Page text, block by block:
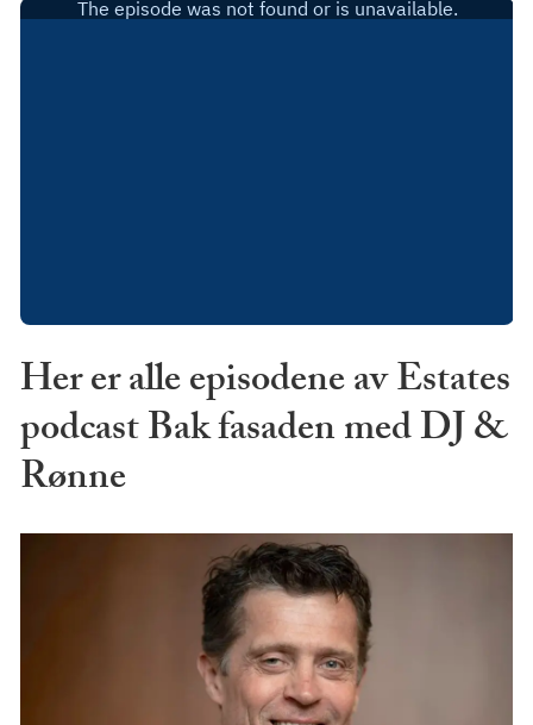
Her er alle episodene av Estates
podcast Bak fasaden med DJ &
Rønne